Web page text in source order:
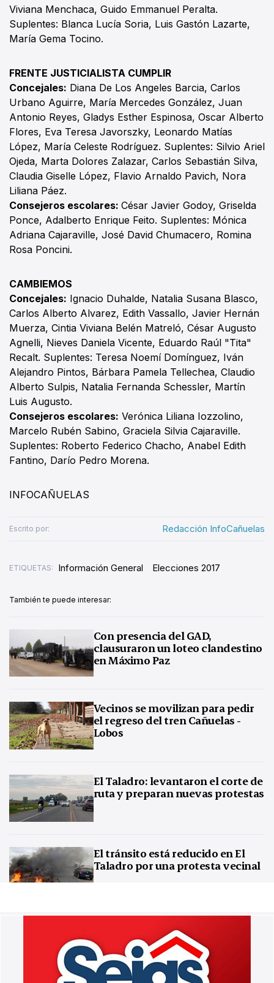
Viviana Menchaca, Guido Emmanuel Peralta.
Suplentes: Blanca Lucía Soria, Luis Gastón Lazarte,
María Gema Tocino.
FRENTE JUSTICIALISTA CUMPLIR
Concejales: Diana De Los Angeles Barcia, Carlos
Urbano Aguirre, María Mercedes González, Juan
Antonio Reyes, Gladys Esther Espinosa, Oscar Alberto
Flores, Eva Teresa Javorszky, Leonardo Matías
López, María Celeste Rodríguez. Suplentes: Silvio Ariel
Ojeda, Marta Dolores Zalazar, Carlos Sebastián Silva,
Claudia Giselle López, Flavio Arnaldo Pavich, Nora
Liliana Páez.
Consejeros escolares: César Javier Godoy, Griselda
Ponce, Adalberto Enrique Feito. Suplentes: Mónica
Adriana Cajaraville, José David Chumacero, Romina
Rosa Poncini.
CAMBIEMOS
Concejales: Ignacio Duhalde, Natalia Susana Blasco,
Carlos Alberto Alvarez, Edith Vassallo, Javier Hernán
Muerza, Cintia Viviana Belén Matreló, César Augusto
Agnelli, Nieves Daniela Vicente, Eduardo Raúl "Tita"
Recalt. Suplentes: Teresa Noemí Domínguez, Iván
Alejandro Pintos, Bárbara Pamela Tellechea, Claudio
Alberto Sulpis, Natalia Fernanda Schessler, Martín
Luis Augusto.
Consejeros escolares: Verónica Liliana Iozzolino,
Marcelo Rubén Sabino, Graciela Silvia Cajaraville.
Suplentes: Roberto Federico Chacho, Anabel Edith
Fantino, Darío Pedro Morena.
INFOCAÑUELAS
Escrito por: Redacción InfoCañuelas
ETIQUETAS: Información General Elecciones 2017
También te puede interesar:
Con presencia del GAD,
clausuraron un loteo clandestino
en Máximo Paz
Vecinos se movilizan para pedir
el regreso del tren Cañuelas -
Lobos
El Taladro: levantaron el corte de
ruta y preparan nuevas protestas
El tránsito está reducido en El
Taladro por una protesta vecinal